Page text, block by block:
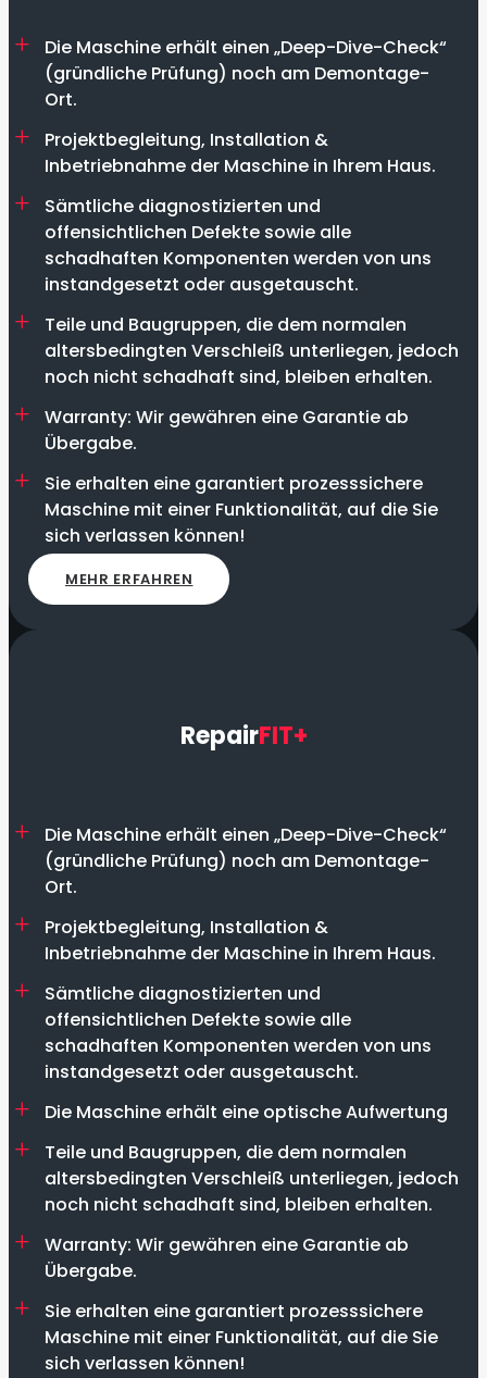
Die Maschine erhält einen „Deep-Dive-Check“
(gründliche Prüfung) noch am Demontage-
Ort.
Projektbegleitung, Installation &
Inbetriebnahme der Maschine in Ihrem Haus.
Sämtliche diagnostizierten und
offensichtlichen Defekte sowie alle
schadhaften Komponenten werden von uns
instandgesetzt oder ausgetauscht.
Teile und Baugruppen, die dem normalen
altersbedingten Verschleiß unterliegen, jedoch
noch nicht schadhaft sind, bleiben erhalten.
Warranty: Wir gewähren eine Garantie ab
Übergabe.
Sie erhalten eine garantiert prozesssichere
Maschine mit einer Funktionalität, auf die Sie
sich verlassen können!
MEHR ERFAHREN
RepairFIT+
Die Maschine erhält einen „Deep-Dive-Check“
(gründliche Prüfung) noch am Demontage-
Ort.
Projektbegleitung, Installation &
Inbetriebnahme der Maschine in Ihrem Haus.
Sämtliche diagnostizierten und
offensichtlichen Defekte sowie alle
schadhaften Komponenten werden von uns
instandgesetzt oder ausgetauscht.
Die Maschine erhält eine optische Aufwertung
Teile und Baugruppen, die dem normalen
altersbedingten Verschleiß unterliegen, jedoch
noch nicht schadhaft sind, bleiben erhalten.
Warranty: Wir gewähren eine Garantie ab
Übergabe.
Sie erhalten eine garantiert prozesssichere
Maschine mit einer Funktionalität, auf die Sie
sich verlassen können!